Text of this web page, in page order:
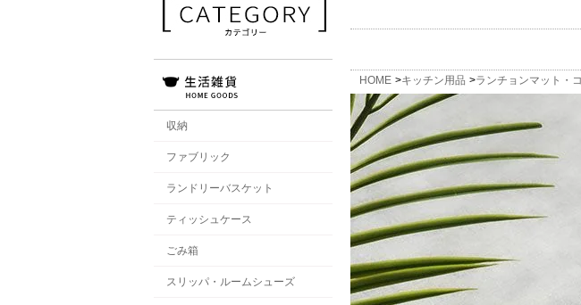
収納
ファブリック
ランドリーバスケット
ティッシュケース
ごみ箱
スリッパ・ルームシューズ
HOME キッチン用品 ランチョンマット・